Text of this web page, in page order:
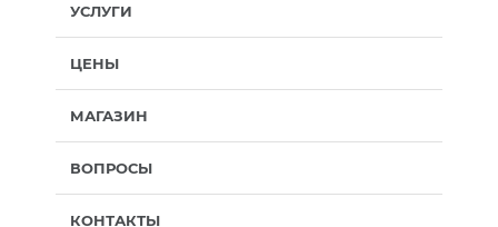
УСЛУГИ
ЦЕНЫ
МАГАЗИН
ВОПРОСЫ
КОНТАКТЫ